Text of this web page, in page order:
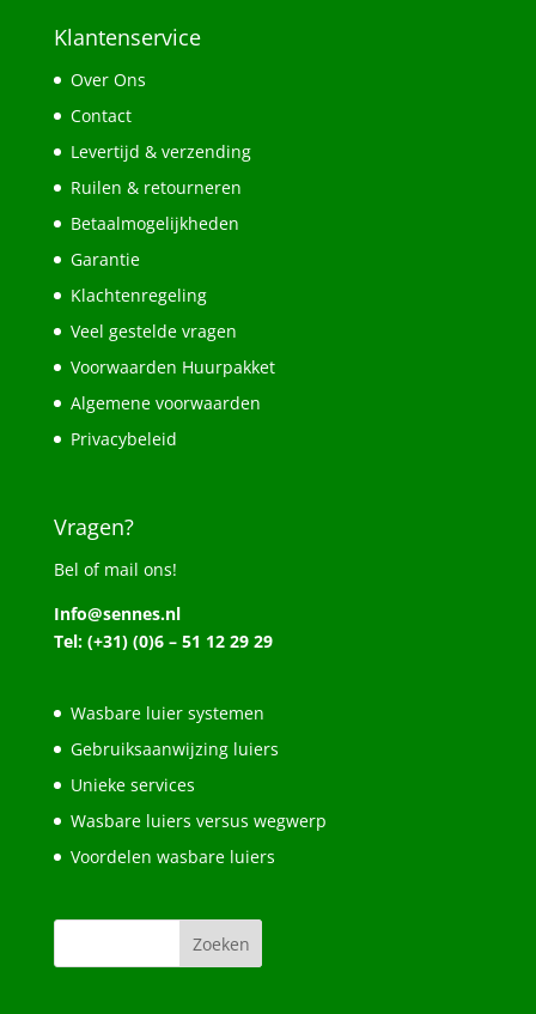
Klantenservice
Over Ons
Contact
Levertijd & verzending
Ruilen & retourneren
Betaalmogelijkheden
Garantie
Klachtenregeling
Veel gestelde vragen
Voorwaarden Huurpakket
Algemene voorwaarden
Privacybeleid
Vragen?
Bel of mail ons!
Info@sennes.nl
Tel: (+31) (0)6 – 51 12 29 29
Wasbare luier systemen
Gebruiksaanwijzing luiers
Unieke services
Wasbare luiers versus wegwerp
Voordelen wasbare luiers